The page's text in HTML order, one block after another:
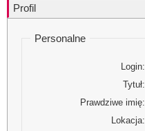
Profil
Personalne
Login:
Tytuł:
Prawdziwe imię:
Lokacja: